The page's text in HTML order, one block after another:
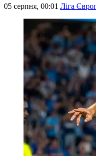
05 серпня, 00:01 Ліга